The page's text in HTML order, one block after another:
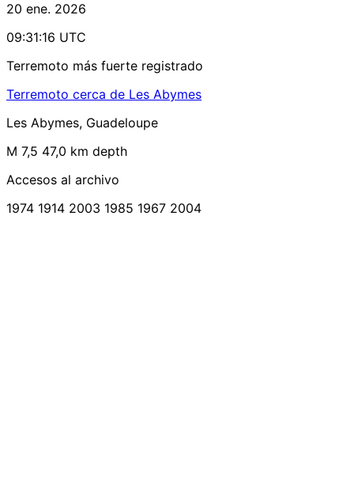
20 ene. 2026
09:31:16 UTC
Terremoto más fuerte registrado
Terremoto cerca de Les Abymes
Les Abymes, Guadeloupe
M 7,5 47,0 km depth
Accesos al archivo
1974 1914 2003 1985 1967 2004